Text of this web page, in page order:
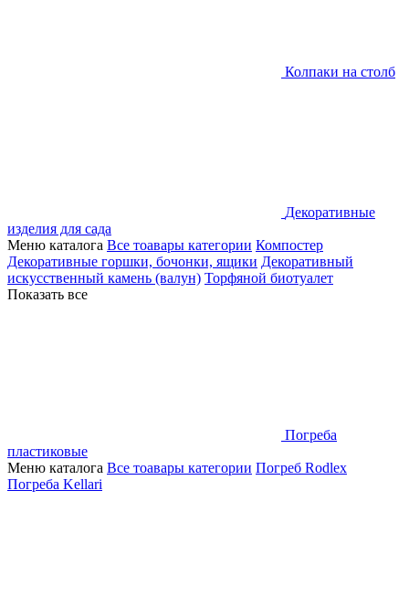
Колпаки на столб
Декоративные
изделия для сада
Меню каталога Все тоавары категории Компостер
Декоративные горшки, бочонки, ящики Декоративный
искусственный камень (валун) Торфяной биотуалет
Показать все
Погреба
пластиковые
Меню каталога Все тоавары категории Погреб Rodlex
Погреба Kellari